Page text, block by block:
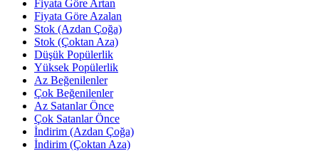
Fiyata Göre Artan
Fiyata Göre Azalan
Stok (Azdan Çoğa)
Stok (Çoktan Aza)
Düşük Popülerlik
Yüksek Popülerlik
Az Beğenilenler
Çok Beğenilenler
Az Satanlar Önce
Çok Satanlar Önce
İndirim (Azdan Çoğa)
İndirim (Çoktan Aza)